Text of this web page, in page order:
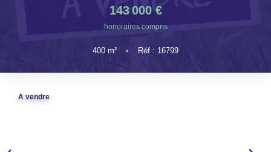
ON RECRUTE !
143 000 €
honoraires compris
400 m² • Réf : 16799
A vendre